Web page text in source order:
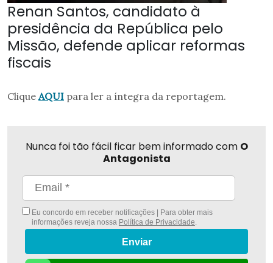
Renan Santos, candidato à
presidência da República pelo
Missão, defende aplicar reformas
fiscais
Clique AQUI para ler a íntegra da reportagem.
Nunca foi tão fácil ficar bem informado com O
Antagonista
Eu concordo em receber notificações | Para obter mais
informações reveja nossa Política de Privacidade
Enviar